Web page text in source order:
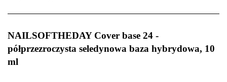
NAILSOFTHEDAY Cover base 24 -
półprzezroczysta seledynowa baza hybrydowa, 10
ml